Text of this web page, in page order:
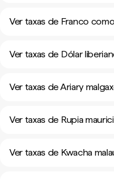
Ver taxas de Franco
Ver taxas de Dólar
Ver taxas de Ariary
Ver taxas de Rupia
Ver taxas de Kwacha